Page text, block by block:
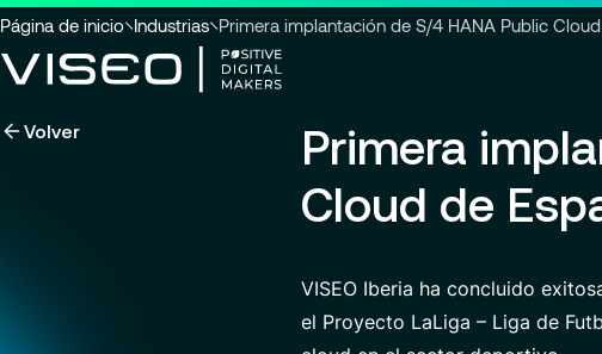
Ir a la
Aprovechando la tecnología
como una poderosa palanca de
Buscar título
Usted
está
Página de inicio Industrias Primera implantación de S/4 HANA Public
Volver
Primera
Cloud de
VISEO Iberia ha concluido
el Proyecto LaLiga – Liga de